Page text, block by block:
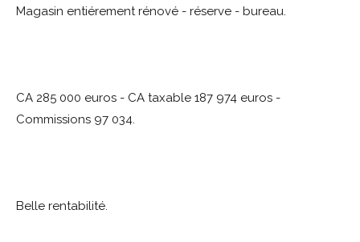
Magasin entiérement rénové - réserve - bureau.
CA 285 000 euros - CA taxable 187 974 euros -
Commissions 97 034.
Belle rentabilité.